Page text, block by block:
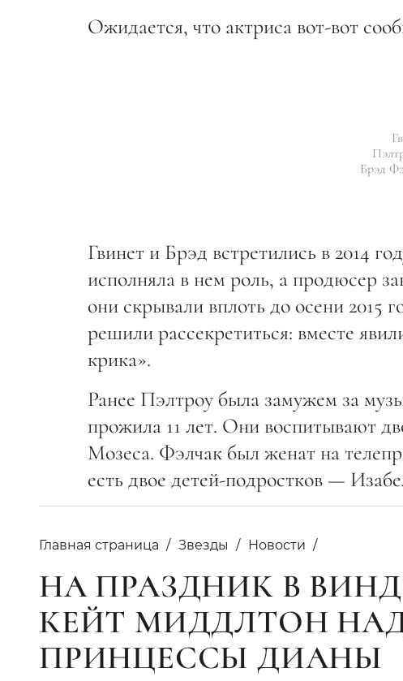
Ожидается, что актриса вот-вот
Брэд
Гвинет и Брэд встретились в 2014
исполняла в нем роль, а продюсер
они скрывали вплоть до осени 2015
решили рассекретиться: вместе
крика».
Ранее Пэлтроу была замужем за
прожила 11 лет. Они воспитывают
Мозеса. Фэлчак был женат на
есть двое детей-подростков —
Главная страница Звезды Новости
НА ПРАЗДНИК В
КЕЙТ МИДДЛТОН
ПРИНЦЕССЫ ДИАНЫ